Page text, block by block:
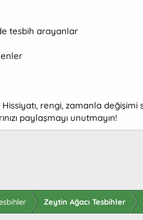
tesbih arayanlar
rengi, zamanla değişimi
paylaşmayı unutmayın!
Zeytin Ağacı Tesbihler